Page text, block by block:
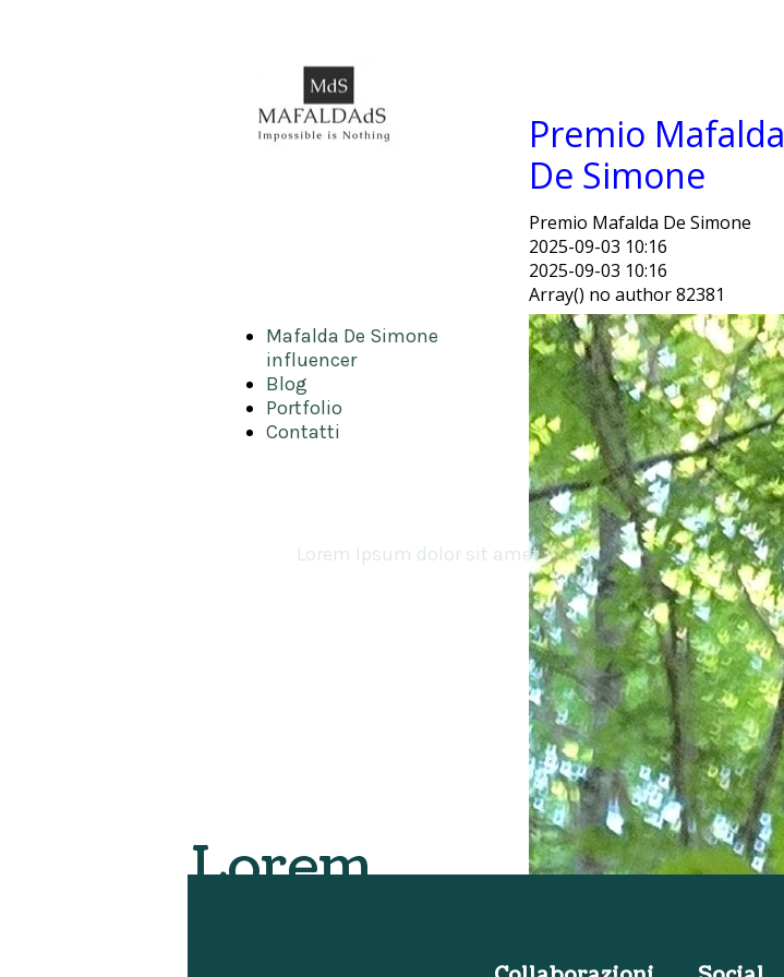
Premio Mafalda
De Simone
Premio Mafalda De Simone
2025-09-03 10:16
2025-09-03 10:16
Array() no author 82381
Mafalda De Simone
influencer
Blog
Portfolio
Contatti
Lorem Ipsum dolor sit amet
Lorem